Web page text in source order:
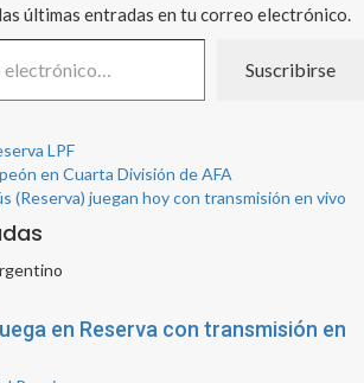
últimas entradas en tu correo electrónico.
Suscribirse
LPF
en Cuarta División de AFA
(Reserva) juegan hoy con transmisión en vivo
en Reserva con transmisión en